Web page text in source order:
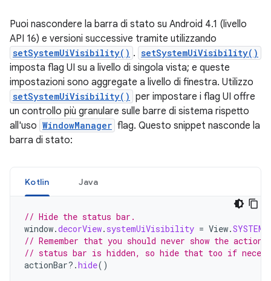
Puoi nascondere la barra di stato su Android 4.1 (livello
API 16) e versioni successive tramite utilizzando
setSystemUiVisibility() . setSystemUiVisibility()
imposta flag UI su a livello di singola vista; e queste
impostazioni sono aggregate a livello di finestra. Utilizzo
setSystemUiVisibility() per impostare i flag UI offre
un controllo più granulare sulle barre di sistema rispetto
all'uso WindowManager flag. Questo snippet nasconde la
barra di stato:
Kotlin Java
// Hide the status bar.
window.decorView. systemUiVisibility = View.
// Remember that you should never show the
// status bar is hidden, so hide that too if
actionBar?.hide()